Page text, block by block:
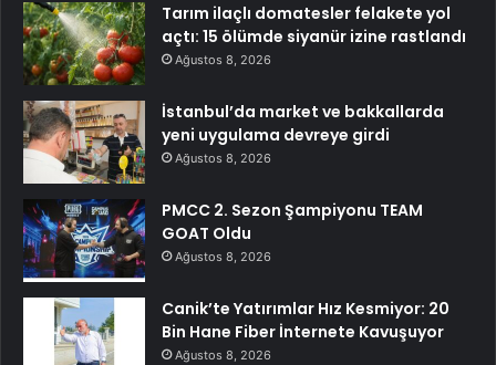
Tarım ilaçlı domatesler felakete yol
açtı: 15 ölümde siyanür izine rastlandı
Ağustos 8, 2026
İstanbul’da market ve bakkallarda
yeni uygulama devreye girdi
Ağustos 8, 2026
PMCC 2. Sezon Şampiyonu TEAM
GOAT Oldu
Ağustos 8, 2026
Canik’te Yatırımlar Hız Kesmiyor: 20
Bin Hane Fiber İnternete Kavuşuyor
Ağustos 8, 2026